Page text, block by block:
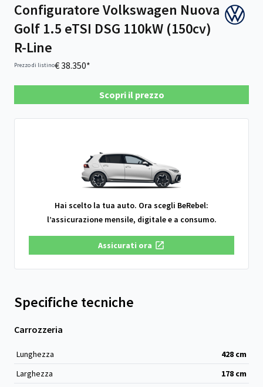
Configuratore Volkswagen Nuova
Golf 1.5 eTSI DSG 110kW (150cv)
R-Line
Prezzo di listino€ 38.350*
Scopri il prezzo
Hai scelto la tua auto. Ora scegli BeRebel:
l’assicurazione mensile, digitale e a consumo.
Assicurati ora
Specifiche tecniche
Carrozzeria
Lunghezza 428 cm
Larghezza
178 cm